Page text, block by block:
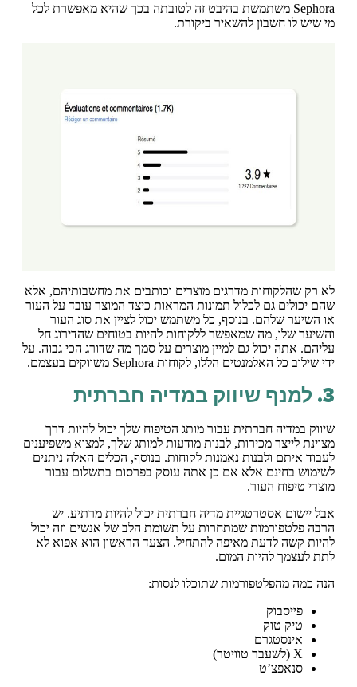
Sephora משתמשת בהיבט זה לטובתה בכך שהיא מאפשרת לכל
מי שיש לו חשבון להשאיר ביקורת.
לא רק שהלקוחות מדרגים מוצרים וכותבים את מחשבותיהם, אלא
שהם יכולים גם לכלול תמונות המראות כיצד המוצר עובד על העור
או השיער שלהם. בנוסף, כל משתמש יכול לציין את סוג העור
והשיער שלו, מה שמאפשר ללקוחות להיות בטוחים שהדירוג חל
עליהם. אתה יכול גם למיין מוצרים על סמך מה שדורג הכי גבוה. על
ידי שילוב כל האלמנטים הללו, לקוחות Sephora משווקים בעצמם.
3. למנף שיווק במדיה חברתית
שיווק במדיה חברתית עבור מותג הטיפוח שלך יכול להיות דרך
מצוינת לייצר מכירות, לבנות מודעות למותג שלך, למצוא משפיענים
לעבוד איתם ולבנות נאמנות לקוחות. בנוסף, הכלים האלה ניתנים
לשימוש בחינם אלא אם כן אתה עוסק בפרסום בתשלום עבור
מוצרי טיפוח העור.
אבל יישום אסטרטגיית מדיה חברתית יכול להיות מרתיע. יש
הרבה פלטפורמות שמתחרות על תשומת הלב של אנשים וזה יכול
להיות קשה לדעת מאיפה להתחיל. הצעד הראשון הוא אפוא לא
לתת לעצמך להיות המום.
הנה כמה מהפלטפורמות שתוכלו לנסות:
פייסבוק
טיק טוק
אינסטגרם
X (לשעבר טוויטר)
סנאפצ’ט